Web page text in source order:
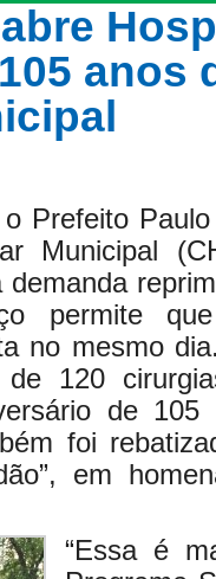
anos
Prefeito
Municipal
permite
no mesmo
de 120
de
foi
em
“Essa é